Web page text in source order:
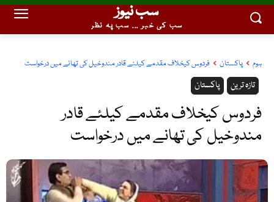
سب نیوز
سب کی خبر ... سب پہ نظر
ہوم پاکستان فردوس کیخلاف مقدمے کیلئے قادر مندوخیل کی تھانے میں درخواست
پاکستان تازہ ترین
فردوس کیخلاف مقدمے کیلئے قادر
مندوخیل کی تھانے میں درخواست